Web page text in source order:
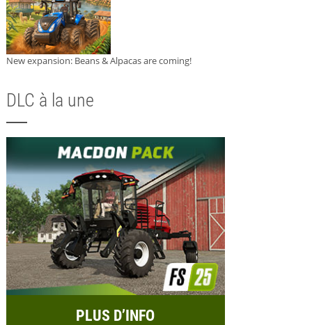
New expansion: Beans & Alpacas are coming!
DLC à la une
PLUS D’INFO